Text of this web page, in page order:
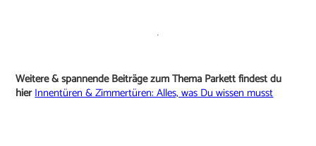
Weitere & spannende Beiträge zum Thema Parkett findest du
hierInnentüren & Zimmertüren: Alles, was Du wissen musst